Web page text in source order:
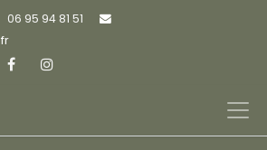
06 95 94 81 51